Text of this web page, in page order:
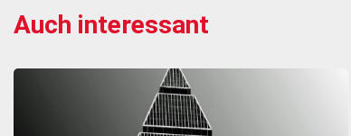
Auch interessant